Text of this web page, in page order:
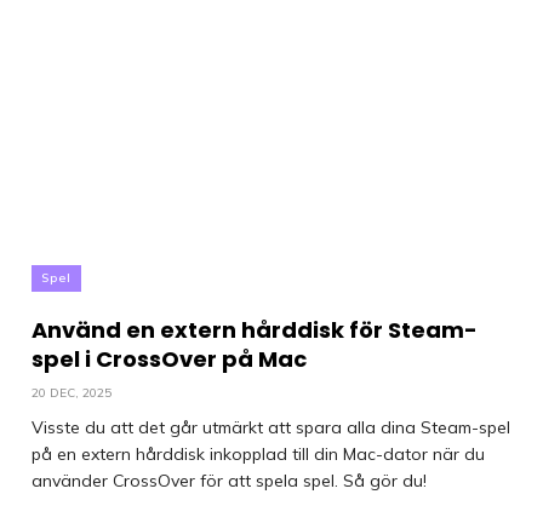
Spel
Använd en extern hårddisk för Steam-
spel i CrossOver på Mac
20 DEC, 2025
Visste du att det går utmärkt att spara alla dina Steam-spel
på en extern hårddisk inkopplad till din Mac-dator när du
använder CrossOver för att spela spel. Så gör du!